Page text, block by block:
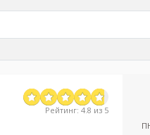
Рейтинг: 4.8 из 5